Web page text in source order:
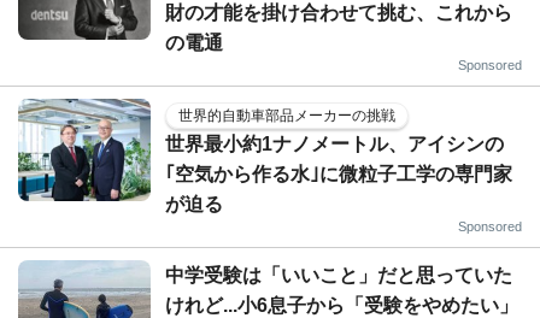
財の才能を掛け合わせて挑む、これから
の電通
Sponsored
世界的自動車部品メーカーの挑戦
世界最小約1ナノメートル、アイシンの
｢空気から作る水｣に微粒子工学の専門家
が迫る
Sponsored
中学受験は「いいこと」だと思っていた
けれど...小6息子から「受験をやめたい」